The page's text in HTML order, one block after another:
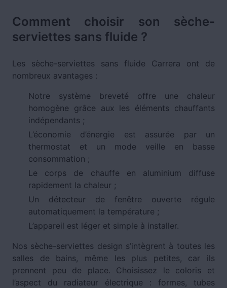
Comment choisir son sèche-
serviettes sans fluide ?
Les sèche-serviettes sans fluide Carrera ont de
nombreux avantages :
Notre système breveté offre une chaleur
homogène grâce aux les éléments chauffants
indépendants ;
L’économie d’énergie est assurée par un
thermostat et un mode veille en basse
consommation ;
Le corps de chauffe en aluminium diffuse
rapidement la chaleur ;
Un détecteur de fenêtre ouverte régule
automatiquement la température ;
L’appareil est léger et simple à installer.
Nos sèche-serviettes design s’intègrent à toutes les
salles de bains, même les plus petites, car ils
prennent peu de place. Choisissez le coloris et
l’aspect du radiateur électrique : formes, tubes